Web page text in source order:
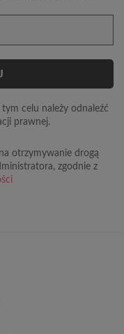
celu należy odnaleźć
prawnej.
otrzymywanie drogą
zgodnie z